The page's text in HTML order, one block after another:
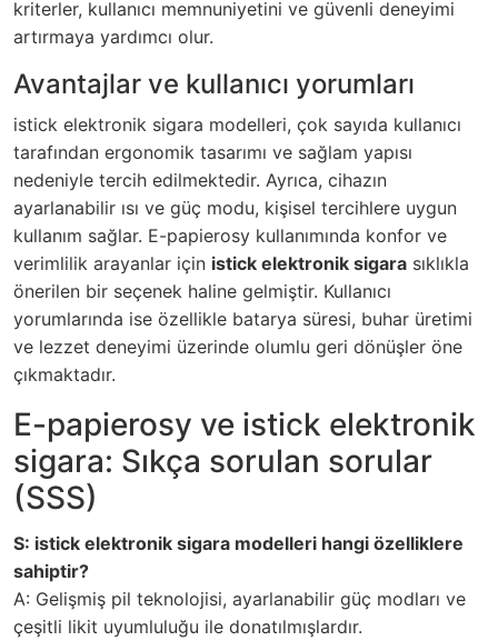
kriterler, kullanıcı memnuniyetini ve güvenli deneyimi
artırmaya yardımcı olur.
Avantajlar ve kullanıcı yorumları
istick elektronik sigara modelleri, çok sayıda kullanıcı
tarafından ergonomik tasarımı ve sağlam yapısı
nedeniyle tercih edilmektedir. Ayrıca, cihazın
ayarlanabilir ısı ve güç modu, kişisel tercihlere uygun
kullanım sağlar. E-papierosy kullanımında konfor ve
verimlilik arayanlar için istick elektronik sigara sıklıkla
önerilen bir seçenek haline gelmiştir. Kullanıcı
yorumlarında ise özellikle batarya süresi, buhar üretimi
ve lezzet deneyimi üzerinde olumlu geri dönüşler öne
çıkmaktadır.
E-papierosy ve istick elektronik
sigara: Sıkça sorulan sorular
(SSS)
S: istick elektronik sigara modelleri hangi özelliklere
sahiptir?
A: Gelişmiş pil teknolojisi, ayarlanabilir güç modları ve
çeşitli likit uyumluluğu ile donatılmışlardır.